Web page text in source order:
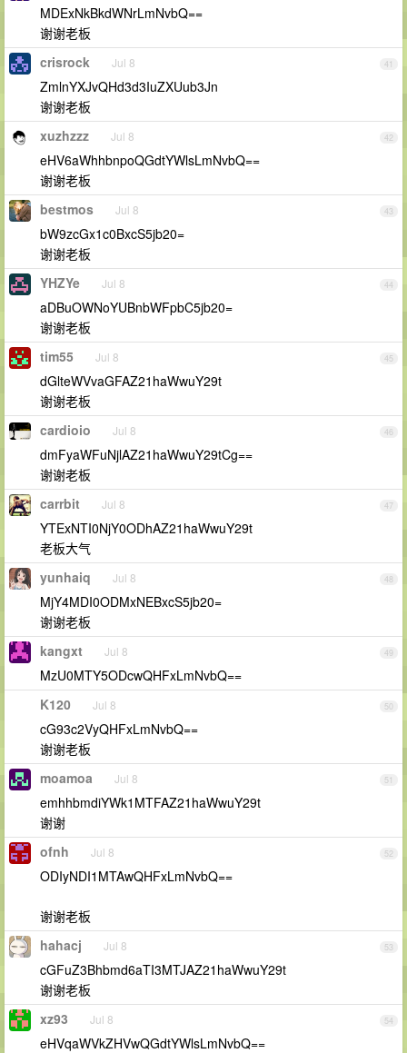
MDExNkBkdWNrLmNvbQ==
谢谢老板
41
crisrock Jul 8
ZmlnYXJvQHd3d3IuZXUub3Jn
谢谢老板
42
xuzhzzz Jul 8
eHV6aWhhbnpoQGdtYWlsLmNvbQ==
谢谢老板
43
bestmos Jul 8
bW9zcGx1c0BxcS5jb20=
谢谢老板
44
YHZYe Jul 8
aDBuOWNoYUBnbWFpbC5jb20=
谢谢老板
45
tim55 Jul 8
dGlteWVvaGFAZ21haWwuY29t
谢谢老板
46
cardioio Jul 8
dmFyaWFuNjlAZ21haWwuY29tCg==
谢谢老板
47
carrbit Jul 8
YTExNTI0NjY0ODhAZ21haWwuY29t
老板大气
48
yunhaiq Jul 8
MjY4MDI0ODMxNEBxcS5jb20=
谢谢老板
49
kangxt Jul 8
MzU0MTY5ODcwQHFxLmNvbQ==
50
K120 Jul 8
cG93c2VyQHFxLmNvbQ==
谢谢老板
51
moamoa Jul 8
emhhbmdiYWk1MTFAZ21haWwuY29t
谢谢
52
ofnh Jul 8
ODIyNDI1MTAwQHFxLmNvbQ==
谢谢老板
53
hahacj Jul 8
cGFuZ3Bhbmd6aTI3MTJAZ21haWwuY29t
谢谢老板
54
xz93 Jul 8
eHVqaWVkZHVwQGdtYWlsLmNvbQ==